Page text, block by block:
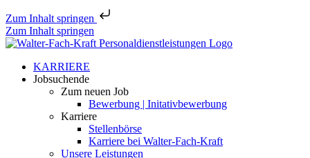
Zum Inhalt springen
Zum Inhalt springen
KARRIERE
Jobsu­chende
Zum neuen Job
Bewerbung | Initativbewerbung
Karriere
Stellen­börse
Karriere bei Walter-Fach-Kraft
Unsere Leistungen